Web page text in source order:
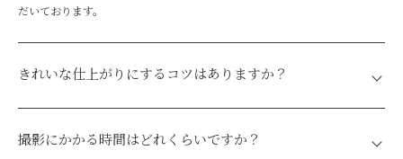
だいております。
きれいな仕上がりにするコツはありますか？
濃いスモーキーアイメイクはフィギュアの目が真っ黒になる原因となる可能
性があります。
また、レースなどの透明な洋服は再現の精度が落ちることがあります。
撮影にかかる時間はどれくらいですか？